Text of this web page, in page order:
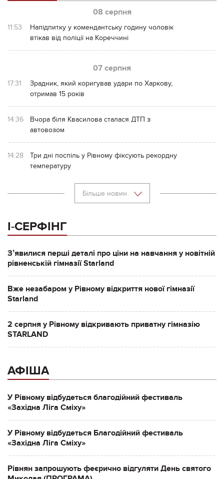
08 серпня
11:53
Напідпитку у комендантську годину чоловік
втікав від поліції на Кореччині
07 серпня
17:31
Зрадник, який коригував удари по Харкову,
отримав 15 років
14:36
Вчора біля Квасилова сталася ДТП з
автовозом
14:28
Три дні поспіль у Рівному фіксують рекордну
температуру
Більше новин
І-СЕРФІНГ
Зʼявилися перші деталі про ціни на навчання у новітній
рівненській гімназії Starland
Вже незабаром у Рівному відкриття нової гімназії
Starland
2 серпня у Рівному відкривають приватну гімназію
STARLAND
АФІША
У Рівному відбудеться благодійний фестиваль
«Західна Ліга Сміху»
У Рівному відбудеться Благодійний фестиваль
«Західна Ліга Сміху»
Рівнян запрошують феєрично відгуляти День святого